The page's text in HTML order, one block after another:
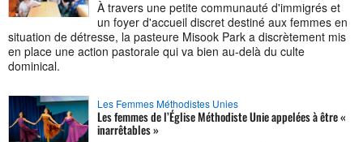
À travers une petite communauté d'immigrés et
un foyer d'accueil discret destiné aux femmes en
situation de détresse, la pasteure Misook Park a discrètement mis
en place une action pastorale qui va bien au-delà du culte
dominical.
Les Femmes Méthodistes Unies
Les femmes de l’Église Méthodiste Unie appelées à être «
inarrêtables »